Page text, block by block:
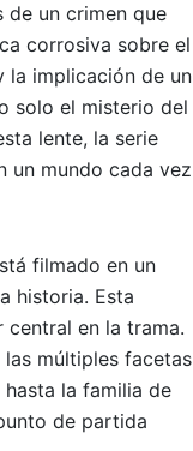
de un crimen que
corrosiva sobre el
la implicación de un
solo el misterio del
lente, la serie
un mundo cada vez
filmado en un
historia. Esta
central en la trama.
múltiples facetas
la familia de
de partida